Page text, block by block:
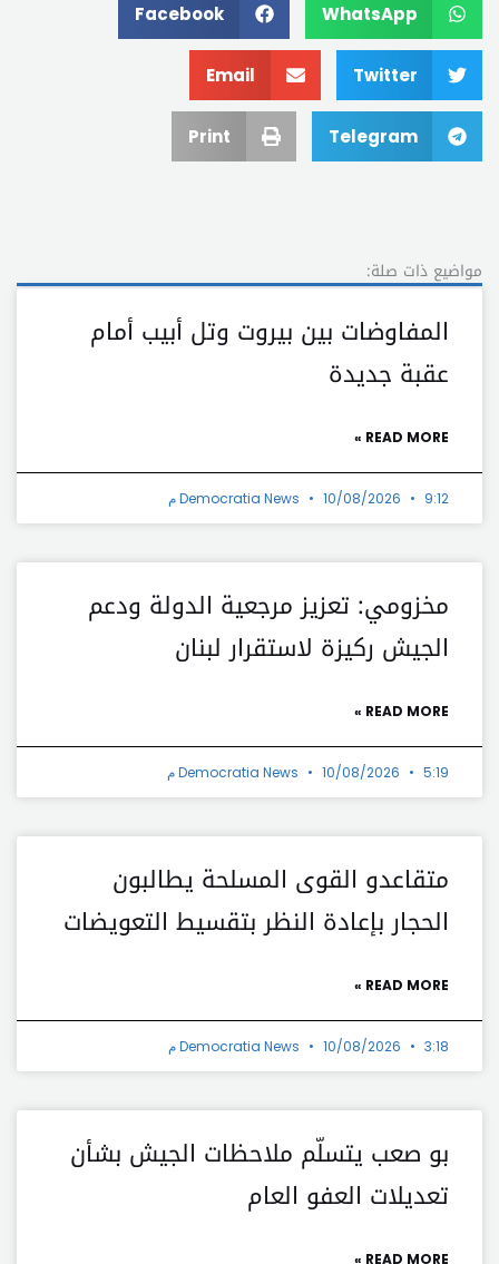
WhatsApp
Facebook
Twitter
Email
Telegram
Print
مواضيع ذات صلة:
المفاوضات بين بيروت وتل أبيب أمام
عقبة جديدة
READ MORE »
Democratia News 10/08/2026 9:12 م
مخزومي: تعزيز مرجعية الدولة ودعم
الجيش ركيزة لاستقرار لبنان
READ MORE »
Democratia News 10/08/2026 5:19 م
متقاعدو القوى المسلحة يطالبون
الحجار بإعادة النظر بتقسيط التعويضات
READ MORE »
Democratia News 10/08/2026 3:18 م
بو صعب يتسلّم ملاحظات الجيش بشأن
تعديلات العفو العام
READ MORE »